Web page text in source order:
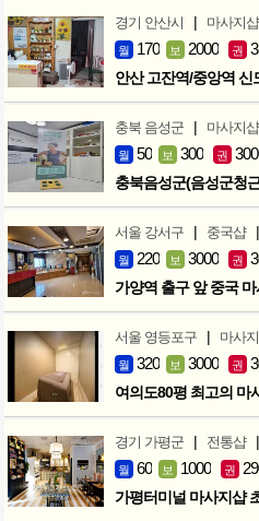
경기 안산시 | 마사지샵
월 170 보 2000 권
안산 고잔역/중앙역 신
충북 음성군 | 마사지샵
월 50 보 300 권
충북음성군(음성군청
서울 강서구 | 중국샵 |
월 220 보 3000 권
가양역 출구 앞 중국 마
서울 영등포구 | 마사
월 320 보 3000 권
여의도80평 최고의 마
경기 가평군 | 전통샵 |
월 60 보 1000 권
가평터미널 마사지샵